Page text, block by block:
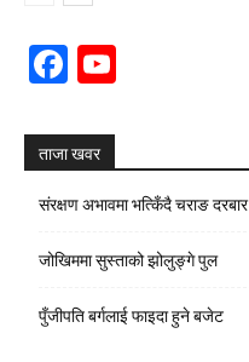
Facebook
ताजा खवर
संरक्षण अभावमा भत्किँदै चराङ दरबार
जोखिममा सुस्ताको झोलुङ्गे पुल
पुँजीपति बर्गलाई फाइदा हुने बजेट